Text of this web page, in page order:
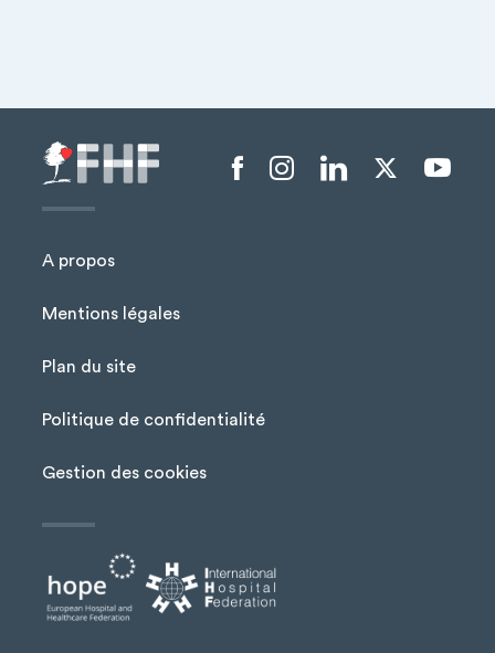
Menu Pied de page
A propos
Mentions légales
Plan du site
Politique de confidentialité
Gestion des cookies
Menu liens sociaux